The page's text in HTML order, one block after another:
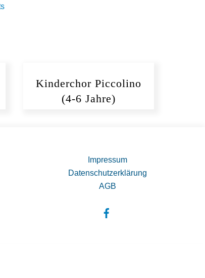
Kinderchor Piccolino
(4-6 Jahre)
Impressum
Datenschutzerklärung
AGB